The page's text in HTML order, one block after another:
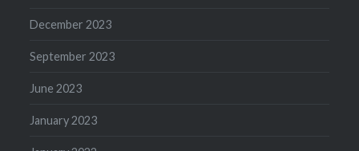
December 2023
September 2023
June 2023
January 2023